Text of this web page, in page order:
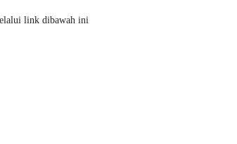
link dibawah ini